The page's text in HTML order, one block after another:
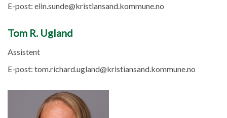
E-post: elin.sunde@kristiansand.kommune.no
Tom R. Ugland
Assistent
E-post: tom.richard.ugland@kristiansand.kommune.no